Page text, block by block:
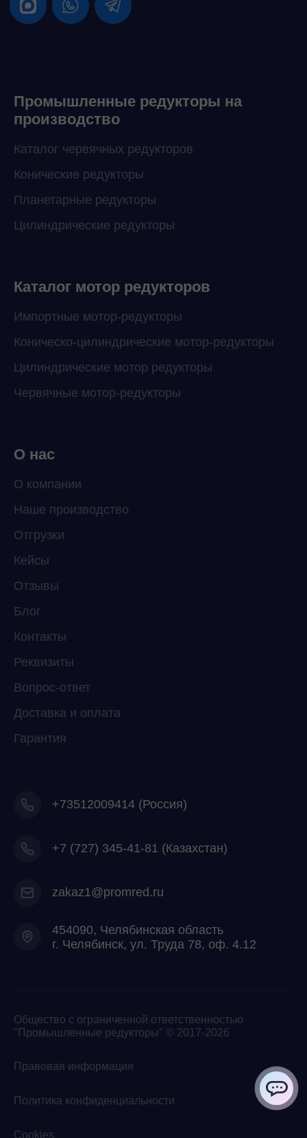
Промышленные редукторы на
производство
Каталог червячных редукторов
Конические редукторы
Планетарные редукторы
Цилиндрические редукторы
Каталог мотор редукторов
Импортные мотор-редукторы
Коническо-цилиндрические мотор-редукторы
Цилиндрические мотор редукторы
Червячные мотор-редукторы
О нас
О компании
Наше производство
Отгрузки
Кейсы
Отзывы
Блог
Контакты
Реквизиты
Вопрос-ответ
Доставка и оплата
Гарантия
+73512009414 (Россия)
+7 (727) 345-41-81 (Казахстан)
zakaz1@promred.ru
454090, Челябинская область
г. Челябинск, ул. Труда 78, оф. 4.12
Общество с ограниченной ответственностью
"Промышленные редукторы" © 2017-2026
Правовая информация
Политика конфиденциальности
Cookies
Мессенджеры
Свяжитесь с нами через любой удобный
Telegram
ChatApp